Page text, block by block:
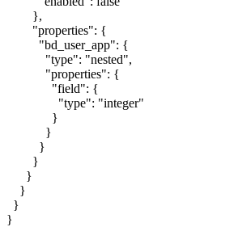
},
"properties": {
"bd_user_app": {
"type": "nested",
"properties": {
"field": {
"type": "integer"
}
}
}
}
}
}
}
}